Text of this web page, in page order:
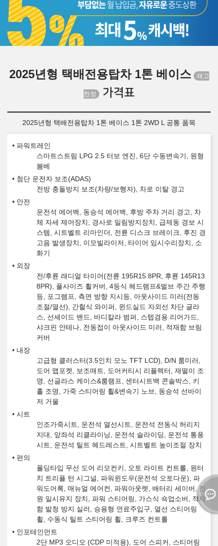
2025년형 택배전용탑차 1톤 베이스
가격표
2025년형 택배전용탑차 1톤 베이스 1톤 2WD L 공통 품목
파워트레인
스마트스트림 LPG 2.5 터보 엔진, 6단 수동변속기, 원형
봄베
첨단 운전자 보조(ADAS)
전방 충돌방지 보조(차량/보행자), 차로 이탈 경고
안전
운전석 에어백, 동승석 에어백, 후방 주차 거리 경고, 차
체 자세 제어장치, 경사로 밀림방지장치, 급제동 경보 시
스템, 시트벨트 리마인더, 전륜 디스크 브레이크, 후진 경
고음 발생장치, 이모빌라이저, 타이어 임시수리장치, 소
화기
외장
전/후륜 래디얼 타이어(전륜 195R15 8PR, 후륜 145R13
8PR), 풀사이즈 휠커버, 4등식 헤드램프&벌브 주간 주행
등, 포그램프, 측면 방향 지시등, 아웃사이드 미러(전동
조절/열선), 간헐식 와이퍼, 윈드실드 자외선 차단 글라
스, 선셰이드 밴드, 바디칼라 범퍼, 스텝겸용 리어가드,
샤크핀 안테나, 전동접이 아웃사이드 미러, 적재함 브림
커버
내장
고급형 클러스터(3.5인치 모노 TFT LCD), D/N 룸미러,
도어 맵포켓, 보조매트, 도어커티시 리플렉터, 재떨이 조
명, 선글라스 케이스&룸램프, 센터시트백 콘솔박스, 키
홀 조명, 가죽 스티어링 휠&변속기 노브, 동승석 선바이
저 거울
시트
인조가죽시트, 운전석 열선시트, 운전석 전동식 허리지
지대, 앞좌석 리클라이닝, 운전석 슬라이딩, 운전석 통풍
시트, 운전석 틸트 헤드레스트, 시트벨트 높이조절 장치
편의
폴딩타입 무선 도어 리모컨키, 오토 라이트 컨트롤, 원터
치 트리플 턴 시그널, 파워윈도우(운전석 오토다운), 파
워도어록, 매뉴얼 에어컨, 파워아웃렛, 배터리 세이버, 전
원 일시유지 장치, 파워 스티어링, 가스식 쇽업소버, 적재
함 발청 방지 실러, 승용형 연료주입구, 열선 스티어링
휠, 수동식 틸트 스티어링 휠, 크루즈 컨트롤
인포테인먼트
2단 MP3 오디오 (CDP 미적용), 도어 스피커, 스티어링